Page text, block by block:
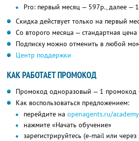
Pro: первый месяц — 597р., далее —
Скидка действует только на первый
Со второго месяца — стандартная
Подписку можно отменить в любой
Центр поддержки
КАК РАБОТАЕТ ПРОМОКОД
Промокод одноразовый — 1 промокод
Как воспользоваться предложением:
перейдите на openagents.ru/academy
нажмите «Начать обучение»
зарегистрируйтесь (e-mail или через